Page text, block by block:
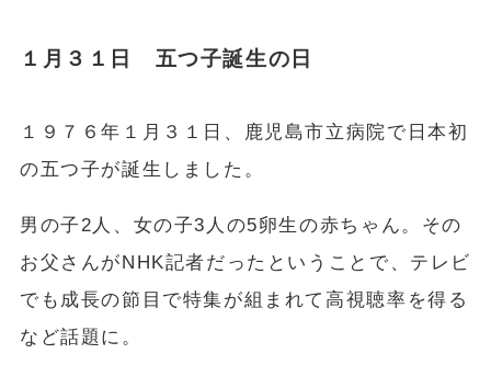
１月３１日 五つ子誕生の日
１９７６年１月３１日、鹿児島市立病院で日本初
の五つ子が誕生しました。
男の子2人、女の子3人の5卵生の赤ちゃん。その
お父さんがNHK記者だったということで、テレビ
でも成長の節目で特集が組まれて高視聴率を得る
など話題に。